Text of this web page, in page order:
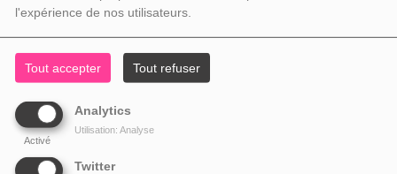
l'expérience de nos utilisateurs.
Tout accepter Tout refuser
Analytics
Activé
Utilisation: Analyse
Twitter